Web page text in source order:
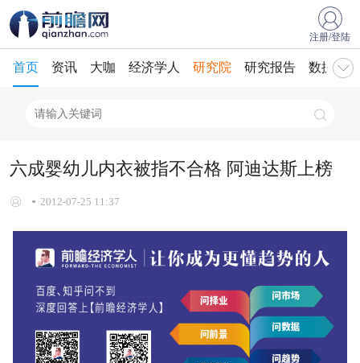
注册/登陆
首页 资讯 大咖 经济学人 研究院 研究报告 数据库
六成婴幼儿内衣被指不合格 阿迪达斯上榜
2012-07-25 11:37